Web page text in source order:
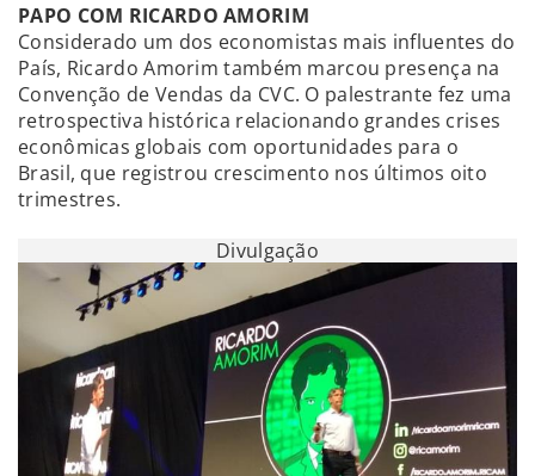
PAPO COM RICARDO AMORIM
Considerado um dos economistas mais influentes do
País, Ricardo Amorim também marcou presença na
Convenção de Vendas da CVC. O palestrante fez uma
retrospectiva histórica relacionando grandes crises
econômicas globais com oportunidades para o
Brasil, que registrou crescimento nos últimos oito
trimestres.
Divulgação